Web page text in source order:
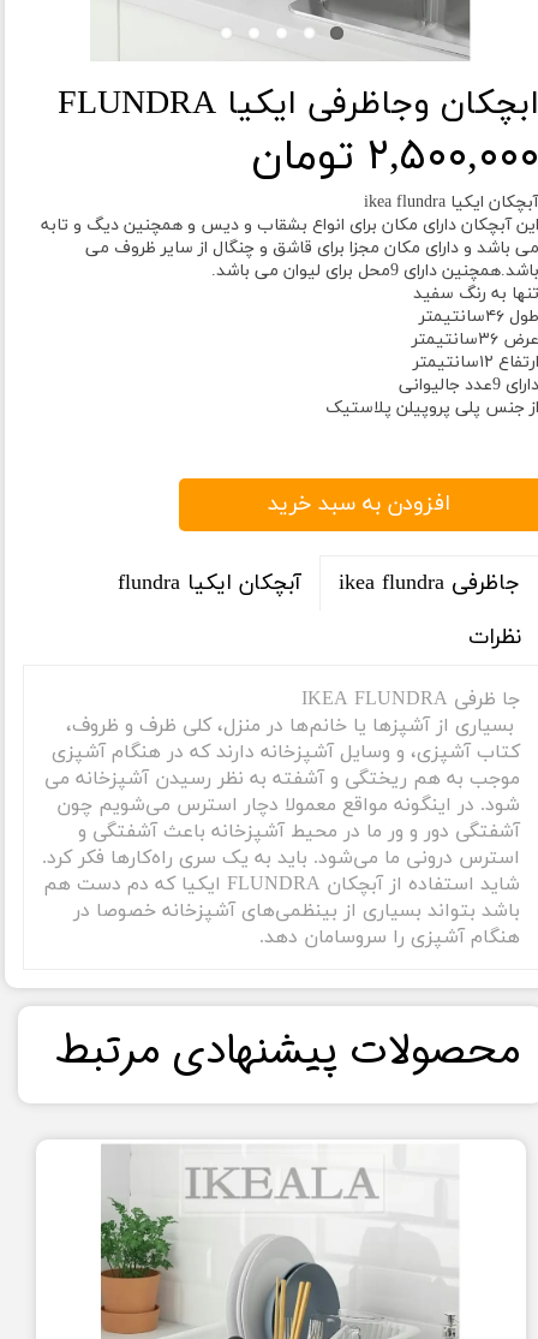
ابچکان وجاظرفی ایکیا FLUNDRA
۲,۵۰۰,۰۰۰ تومان
آبچکان ایکیا ikea flundra
این آبچکان دارای مکان برای انواع بشقاب و دیس و همچنین دیگ و تابه
می باشد و دارای مکان مجزا برای قاشق و چنگال از سایر ظروف می
باشد.همچنین دارای 9محل برای لیوان می باشد.
تنها به رنگ سفید
طول ۴۶سانتیمتر
عرض ۳۶سانتیمتر
ارتفاع ۱۲سانتیمتر
دارای 9عدد جالیوانی
از جنس پلی پروپیلن پلاستیک
افزودن به سبد خرید
جاظرفی ikea flundra
آبچکان ایکیا flundra
نظرات
جا ظرفی IKEA FLUNDRA
بسیاری از آشپزها یا خانم‌ها در منزل، کلی ظرف و ظروف،
کتاب آشپزی، و وسایل آشپزخانه دارند که در هنگام آشپزی
موجب به هم ریختگی و آشفته به نظر رسیدن آشپزخانه می
شود. در اینگونه مواقع معمولا دچار استرس می‌شویم چون
آشفتگی دور و ور ما در محیط آشپزخانه باعث آشفتگی و
استرس درونی ما می‌شود. باید به یک سری راه‌کارها فکر کرد.
شاید استفاده از آبچکان FLUNDRA ایکیا که دم دست هم
باشد بتواند بسیاری از بینظمی‌های آشپزخانه خصوصا در
هنگام آشپزی را سروسامان دهد.
​محصولات پیشنهادی مرتبط​​​​​​​